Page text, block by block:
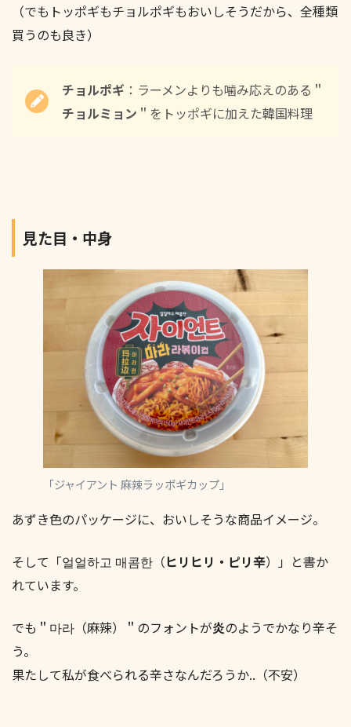
（でもトッポギもチョルポギもおいしそうだから、全種類
買うのも良き）
チョルポギ ：ラーメンよりも噛み応えのある＂
チョルミョン ＂をトッポギに加えた韓国料理
見た目・中身
「ジャイアント 麻辣ラッポギカップ」
あずき色のパッケージに、おいしそうな商品イメージ。
そして「얼얼하고 매콤한（ヒリヒリ・ピリ辛）」と書か
れています。
でも＂마라（麻辣）＂のフォントが炎のようでかなり辛そ
う。
果たして私が食べられる辛さなんだろうか..（不安）